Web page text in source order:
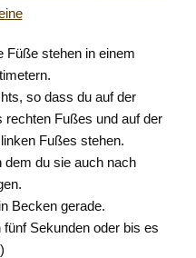
Füße stehen in einem
so dass du auf der
rechten Fußes und auf der
Fußes stehen.
dem du sie auch nach
Becken gerade.
Sekunden oder bis es